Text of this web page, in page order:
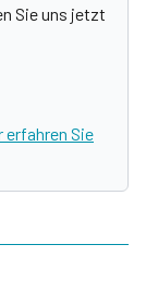
Sie uns jetzt
erfahren Sie